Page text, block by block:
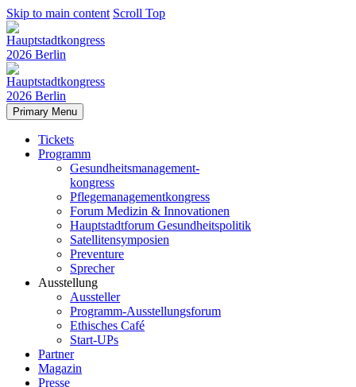
Skip to main content Scroll Top
Primary Menu
Tickets
Programm
Gesundheitsmanagement-
kongress
Pflegemanagementkongress
Forum Medizin & Innovationen
Hauptstadtforum Gesundheitspolitik
Satellitensymposien
Preventure
Sprecher
Ausstellung
Aussteller
Programm-Ausstellungsforum
Ethisches Café
Start-UPs
Partner
Magazin
Presse